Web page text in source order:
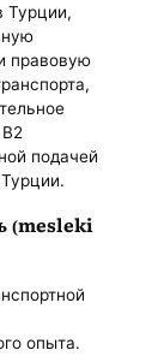
Турции,
правовую
подачей
(mesleki
опыта.